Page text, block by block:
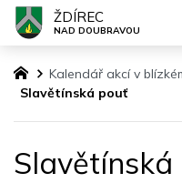
Kalendář akcí v
Slavětínská pouť
Slavětínská
ŽDÍREC
NAD DOUBRAVOU